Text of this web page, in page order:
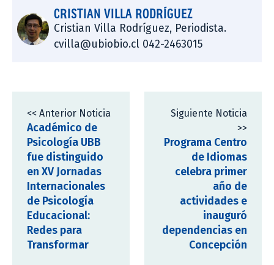
CRISTIAN VILLA RODRÍGUEZ
Cristian Villa Rodríguez, Periodista.
cvilla@ubiobio.cl 042-2463015
<< Anterior Noticia
Académico de
Psicología UBB
fue distinguido
en XV Jornadas
Internacionales
de Psicología
Educacional:
Redes para
Transformar
Siguiente Noticia
>>
Programa Centro
de Idiomas
celebra primer
año de
actividades e
inauguró
dependencias en
Concepción